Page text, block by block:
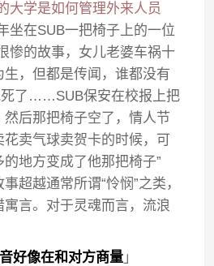
大学是如何管理外来人员
坐在SUB一把椅子上的一位
惨的故事，女儿老婆车祸十
，但都是传闻，谁都没有
死了……SUB保安在校报上把
后那把椅子空了，情人节
卖气球卖贺卡的时候，可
地方变成了他那把椅子”
超越通常所谓“怜悯”之类，
言。对于灵魂而言，流浪
好像在和对方商量 」